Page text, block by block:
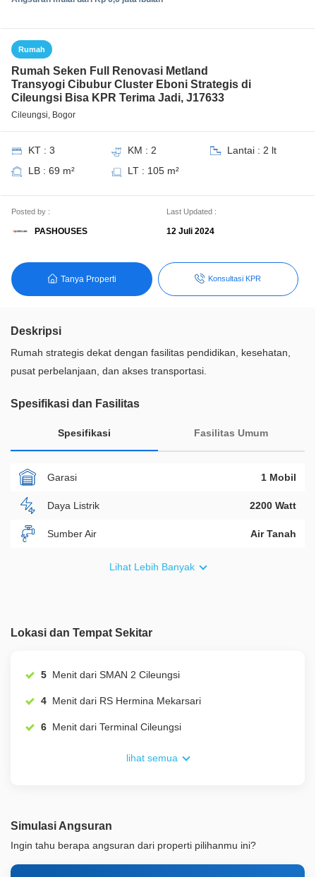
Rumah
Rumah Seken Full Renovasi Metland
Transyogi Cibubur Cluster Eboni Strategis di
Cileungsi Bisa KPR Terima Jadi, J17633
Cileungsi, Bogor
KT : 3 KM : 2
Lantai : 2 lt
LB : 69 m²
LT : 105 m²
Posted by :
PASHOUSES
Last Updated :
12 Juli 2024
Tanya Properti Konsultasi KPR
Deskripsi
Rumah strategis dekat dengan fasilitas pendidikan, kesehatan,
pusat perbelanjaan, dan akses transportasi.
Spesifikasi dan Fasilitas
Spesifikasi Fasilitas Umum
Garasi 1 Mobil
Daya Listrik 2200 Watt
Sumber Air Air Tanah
Lainnya
Lihat Lebih Banyak
Lokasi dan Tempat Sekitar
5 Menit dari SMAN 2 Cileungsi
4 Menit dari RS Hermina Mekarsari
6 Menit dari Terminal Cileungsi
lihat semua
Simulasi Angsuran
Ingin tahu berapa angsuran dari properti pilihanmu ini?